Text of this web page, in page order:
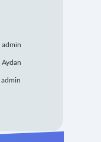
admin
Aydan
admin